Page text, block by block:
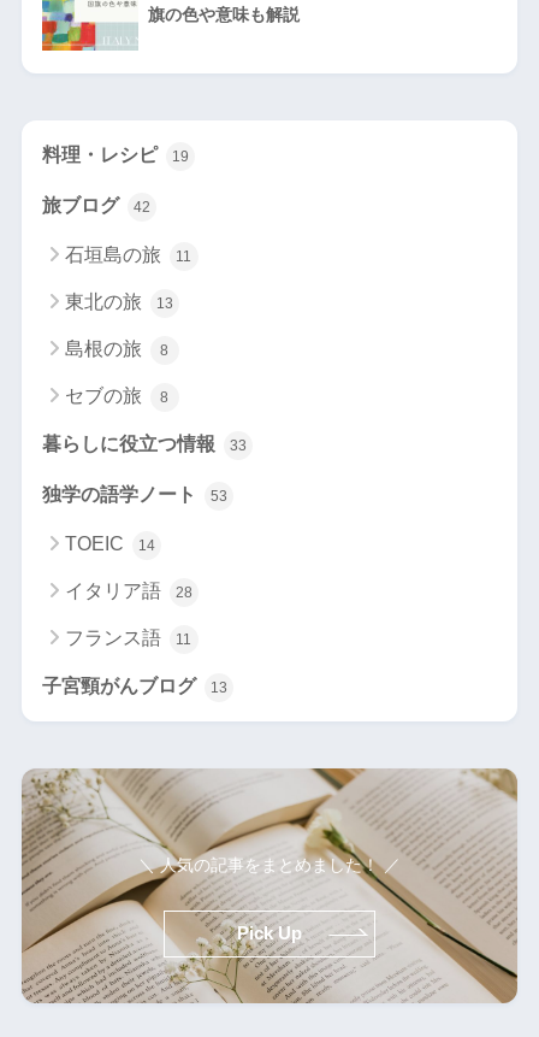
旗の色や意味も解説
料理・レシピ 19
旅ブログ 42
石垣島の旅 11
東北の旅 13
島根の旅 8
セブの旅 8
暮らしに役立つ情報 33
独学の語学ノート 53
TOEIC 14
イタリア語 28
フランス語 11
子宮頸がんブログ 13
＼ 人気の記事をまとめました！ ／
Pick Up